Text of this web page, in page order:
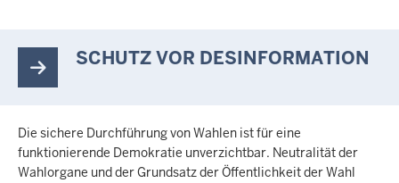
SCHUTZ VOR DESINFORMATION
Die sichere Durchführung von Wahlen ist für eine
funktionierende Demokratie unverzichtbar. Neutralität der
Wahlorgane und der Grundsatz der Öffentlichkeit der Wahl